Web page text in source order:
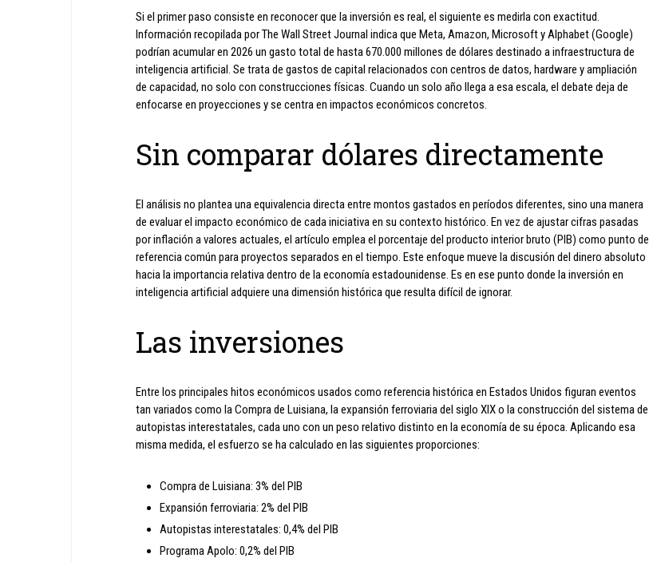
Si el primer paso consiste en reconocer que la inversión es real, el siguiente es medirla con exactitud.
Información recopilada por The Wall Street Journal indica que Meta, Amazon, Microsoft y Alphabet (Google)
podrían acumular en 2026 un gasto total de hasta 670.000 millones de dólares destinado a infraestructura de
inteligencia artificial. Se trata de gastos de capital relacionados con centros de datos, hardware y ampliación
de capacidad, no solo con construcciones físicas. Cuando un solo año llega a esa escala, el debate deja de
enfocarse en proyecciones y se centra en impactos económicos concretos.
Sin comparar dólares directamente
El análisis no plantea una equivalencia directa entre montos gastados en períodos diferentes, sino una manera
de evaluar el impacto económico de cada iniciativa en su contexto histórico. En vez de ajustar cifras pasadas
por inflación a valores actuales, el artículo emplea el porcentaje del producto interior bruto (PIB) como punto de
referencia común para proyectos separados en el tiempo. Este enfoque mueve la discusión del dinero absoluto
hacia la importancia relativa dentro de la economía estadounidense. Es en ese punto donde la inversión en
inteligencia artificial adquiere una dimensión histórica que resulta difícil de ignorar.
Las inversiones
Entre los principales hitos económicos usados como referencia histórica en Estados Unidos figuran eventos
tan variados como la Compra de Luisiana, la expansión ferroviaria del siglo XIX o la construcción del sistema de
autopistas interestatales, cada uno con un peso relativo distinto en la economía de su época. Aplicando esa
misma medida, el esfuerzo se ha calculado en las siguientes proporciones:
Compra de Luisiana: 3% del PIB
Expansión ferroviaria: 2% del PIB
Autopistas interestatales: 0,4% del PIB
Programa Apolo: 0,2% del PIB